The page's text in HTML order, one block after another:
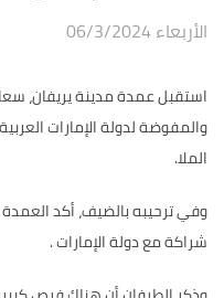
الأربعاء 06/3/2024
استقبل عمدة مدينة يريفان،
والمفوضة لدولة الإمارات
الملا.
وفي ترحيبه بالضيف، أكد
شراكة مع دولة الإمارات .